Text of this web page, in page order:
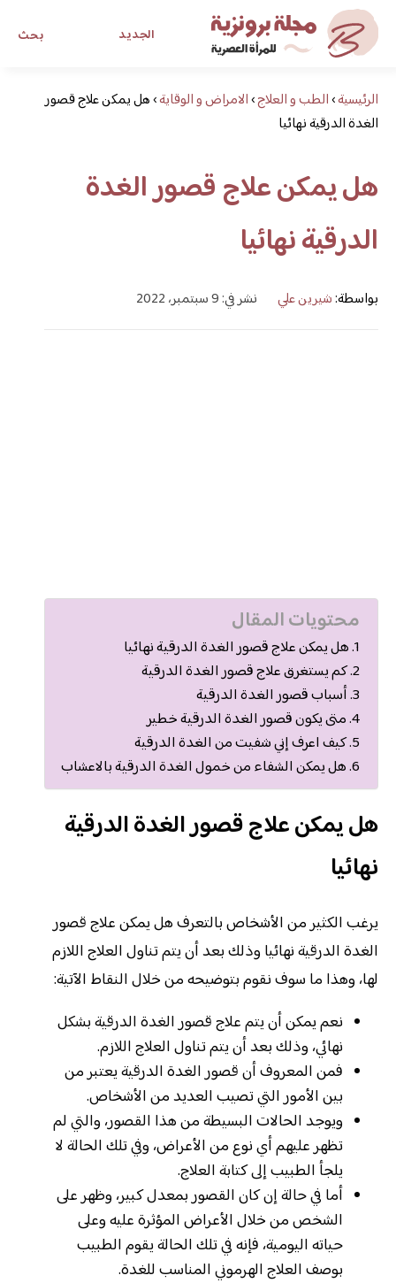
بحث الجديد
مجلة برونزية للفتاة العصريةالرئيسية›الطب و العلاج›الامراض و الوقاية›هل يمكن علاج قصور
الغدة الدرقية نهائيا
هل يمكن علاج قصور الغدة
الدرقية نهائيا
بواسطة:شيرين علي نشر في: 9 سبتمبر، 2022
محتويات المقال
هل يمكن علاج قصور الغدة الدرقية نهائيا
كم يستغرق علاج قصور الغدة الدرقية
أسباب قصور الغدة الدرقية
متى يكون قصور الغدة الدرقية خطير
كيف اعرف إني شفيت من الغدة الدرقية
هل يمكن الشفاء من خمول الغدة الدرقية بالاعشاب
هل يمكن علاج قصور الغدة الدرقية
نهائيا
يرغب الكثير من الأشخاص بالتعرف هل يمكن علاج قصور
الغدة الدرقية نهائيا وذلك بعد أن يتم تناول العلاج اللازم
لها، وهذا ما سوف نقوم بتوضيحه من خلال النقاط الآتية:
نعم يمكن أن يتم علاج قصور الغدة الدرقية بشكل
نهائي، وذلك بعد أن يتم تناول العلاج اللازم.
فمن المعروف أن قصور الغدة الدرقية يعتبر من
بين الأمور التي تصيب العديد من الأشخاص.
ويوجد الحالات البسيطة من هذا القصور، والتي لم
تظهر عليهم أي نوع من الأعراض، وفي تلك الحالة لا
يلجأ الطبيب إلى كتابة العلاج.
أما في حالة إن كان القصور بمعدل كبير، وظهر على
الشخص من خلال الأعراض المؤثرة عليه وعلى
حياته اليومية، فإنه في تلك الحالة يقوم الطبيب
بوصف العلاج الهرموني المناسب للغدة.